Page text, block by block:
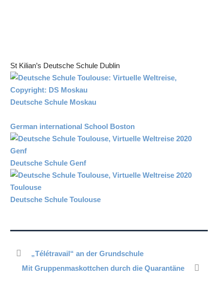
St Kilian’s Deutsche Schule Dublin
Deutsche Schule Moskau
German international School Boston
Deutsche Schule Genf
Deutsche Schule Toulouse
„Télétravail“ an der Grundschule
Mit Gruppenmaskottchen durch die Quarantäne